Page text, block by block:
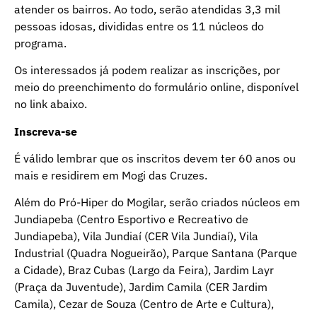
atender os bairros. Ao todo, serão atendidas 3,3 mil
pessoas idosas, divididas entre os 11 núcleos do
programa.
Os interessados já podem realizar as inscrições, por
meio do preenchimento do formulário online, disponível
no link abaixo.
Inscreva-se
É válido lembrar que os inscritos devem ter 60 anos ou
mais e residirem em Mogi das Cruzes.
Além do Pró-Hiper do Mogilar, serão criados núcleos em
Jundiapeba (Centro Esportivo e Recreativo de
Jundiapeba), Vila Jundiaí (CER Vila Jundiaí), Vila
Industrial (Quadra Nogueirão), Parque Santana (Parque
a Cidade), Braz Cubas (Largo da Feira), Jardim Layr
(Praça da Juventude), Jardim Camila (CER Jardim
Camila), Cezar de Souza (Centro de Arte e Cultura),